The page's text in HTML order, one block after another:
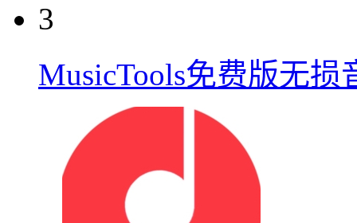
3
MusicTools免费版无损